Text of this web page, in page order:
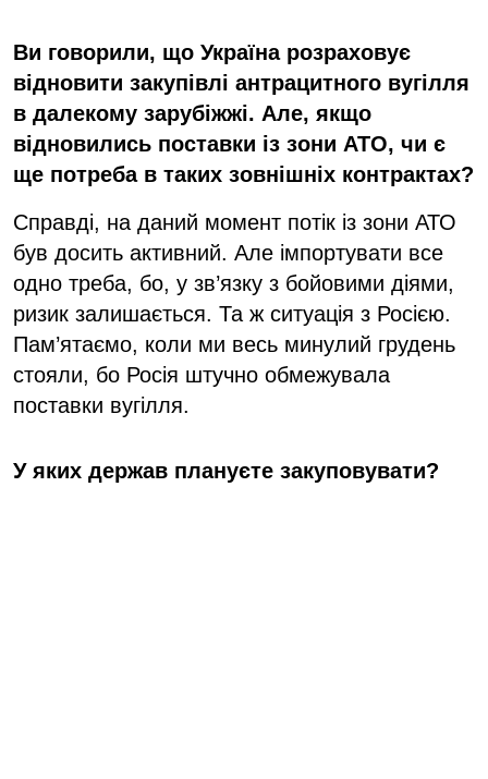
Ви говорили, що Україна розраховує
відновити закупівлі антрацитного вугілля
в далекому зарубіжжі. Але, якщо
відновились поставки із зони АТО, чи є
ще потреба в таких зовнішніх контрактах?
Справді, на даний момент потік із зони АТО
був досить активний. Але імпортувати все
одно треба, бо, у зв’язку з бойовими діями,
ризик залишається. Та ж ситуація з Росією.
Пам’ятаємо, коли ми весь минулий грудень
стояли, бо Росія штучно обмежувала
поставки вугілля.
У яких держав плануєте закуповувати?